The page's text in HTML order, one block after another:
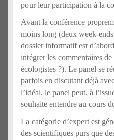
pour leur participation à la
Avant la conférence
moins long (deux week-
dossier informatif est
intégrer les commentaires
écologistes ?). Le panel se
parfois en discutant déjà
l’idéal, le panel peut, à
souhaite entendre au cours
La catégorie d’expert est
des scientifiques purs que